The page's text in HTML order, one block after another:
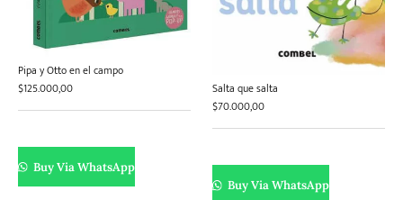
Pipa y Otto en el campo
$125.000,00
Buy Via WhatsApp
Salta que salta
$70.000,00
Buy Via WhatsApp